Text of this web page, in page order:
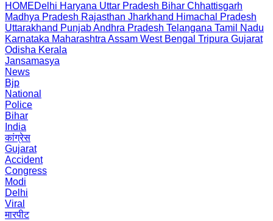
HOMEDelhi Haryana Uttar Pradesh Bihar Chhattisgarh
Madhya Pradesh Rajasthan Jharkhand Himachal Pradesh
Uttarakhand PunjabAndhra Pradesh Telangana Tamil Nadu
Karnataka Maharashtra Assam West Bengal Tripura Gujarat
Odisha Kerala
Jansamasya
News
Bjp
National
Police
Bihar
India
कांग्रेस
Gujarat
Accident
Congress
Modi
Delhi
Viral
मारपीट